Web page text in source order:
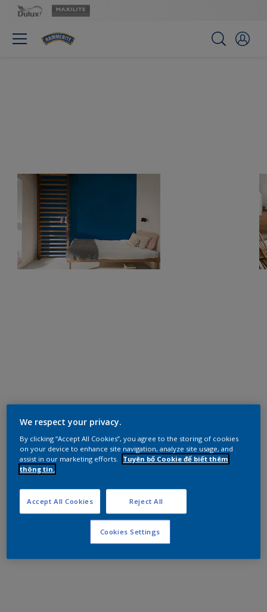
We respect your privacy.
By clicking “Accept All Cookies”, you agree to the storing of cookies
on your device to enhance site navigation, analyze site usage, and
assist in our marketing efforts.
Tuyên bố Cookie để biết thêm
thông tin.
Reject All
Accept All Cookies
Cookies Settings